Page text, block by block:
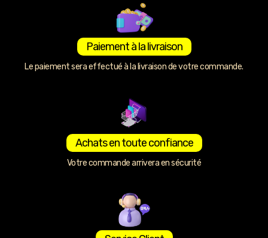
Paiement à la livraison
Le paiement sera effectué à la livraison de votre commande.
Achats en toute confiance
Votre commande arrivera en sécurité